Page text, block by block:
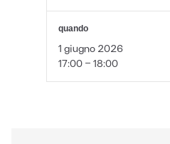
quando
1 giugno 2026
17:00 - 18:00